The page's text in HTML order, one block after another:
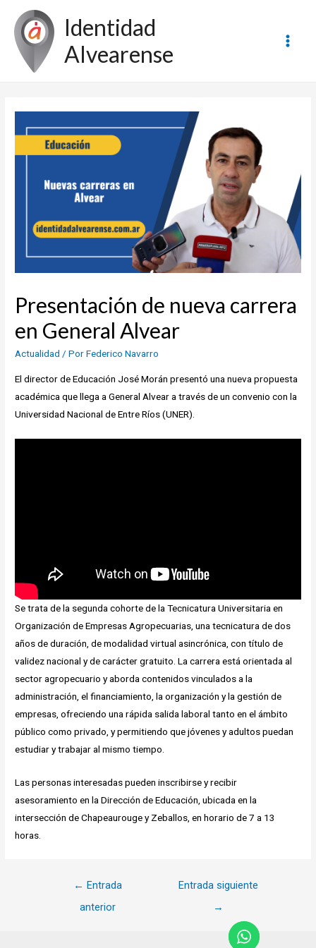
contenido
Identidad
Alvearense
Presentación de nueva carrera
en General Alvear
Actualidad / PorFederico Navarro
El director de Educación José Morán presentó una nueva propuesta
académica que llega a General Alvear a través de un convenio con la
Universidad Nacional de Entre Ríos (UNER).
Se trata de la segunda cohorte de la Tecnicatura Universitaria en
Organización de Empresas Agropecuarias, una tecnicatura de dos
años de duración, de modalidad virtual asincrónica, con título de
validez nacional y de carácter gratuito. La carrera está orientada al
sector agropecuario y aborda contenidos vinculados a la
administración, el financiamiento, la organización y la gestión de
empresas, ofreciendo una rápida salida laboral tanto en el ámbito
público como privado, y permitiendo que jóvenes y adultos puedan
estudiar y trabajar al mismo tiempo.
Las personas interesadas pueden inscribirse y recibir
asesoramiento en la Dirección de Educación, ubicada en la
intersección de Chapeaurouge y Zeballos, en horario de 7 a 13
horas.
← Entrada
anterior
Entrada siguiente
→